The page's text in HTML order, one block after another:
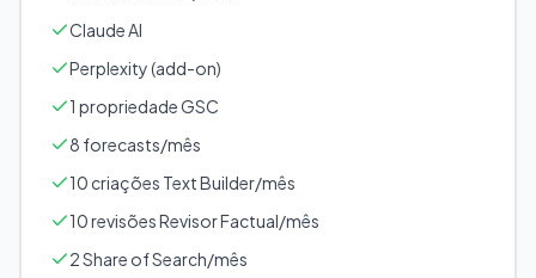
Claude AI
Perplexity (add-on)
1 propriedade GSC
8 forecasts/mês
10 criações Text Builder/mês
10 revisões Revisor Factual/mês
2 Share of Search/mês